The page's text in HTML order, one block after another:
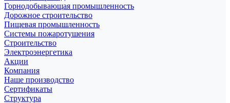
Горнодобывающая промышленность
Дорожное строительство
Пищевая промышленность
Системы пожаротушения
Строительство
Электроэнергетика
Акции
Компания
Наше производство
Сертификаты
Структура